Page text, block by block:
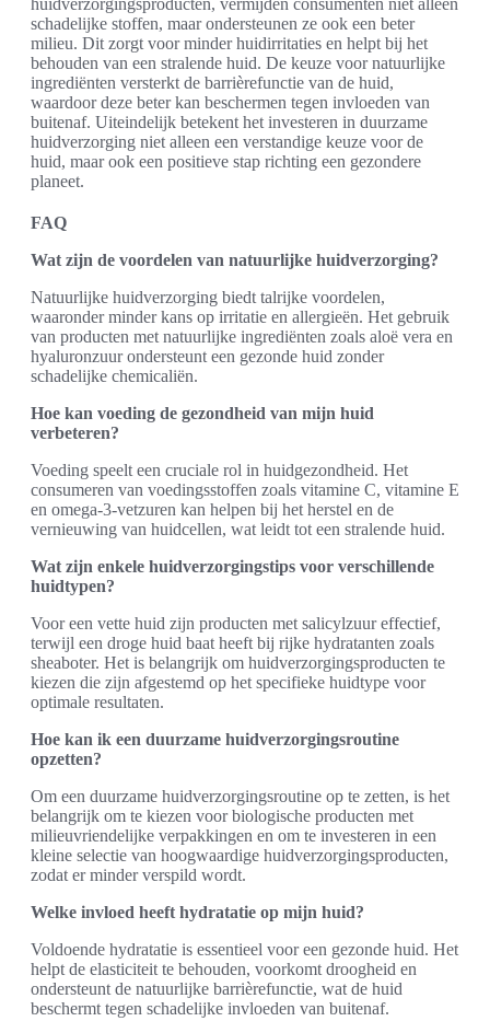
huidverzorgingsproducten, vermijden consumenten niet alleen
schadelijke stoffen, maar ondersteunen ze ook een beter
milieu. Dit zorgt voor minder huidirritaties en helpt bij het
behouden van een stralende huid. De keuze voor natuurlijke
ingrediënten versterkt de barrièrefunctie van de huid,
waardoor deze beter kan beschermen tegen invloeden van
buitenaf. Uiteindelijk betekent het investeren in duurzame
huidverzorging niet alleen een verstandige keuze voor de
huid, maar ook een positieve stap richting een gezondere
planeet.
FAQ
Wat zijn de voordelen van natuurlijke huidverzorging?
Natuurlijke huidverzorging biedt talrijke voordelen,
waaronder minder kans op irritatie en allergieën. Het gebruik
van producten met natuurlijke ingrediënten zoals aloë vera en
hyaluronzuur ondersteunt een gezonde huid zonder
schadelijke chemicaliën.
Hoe kan voeding de gezondheid van mijn huid
verbeteren?
Voeding speelt een cruciale rol in huidgezondheid. Het
consumeren van voedingsstoffen zoals vitamine C, vitamine E
en omega-3-vetzuren kan helpen bij het herstel en de
vernieuwing van huidcellen, wat leidt tot een stralende huid.
Wat zijn enkele huidverzorgingstips voor verschillende
huidtypen?
Voor een vette huid zijn producten met salicylzuur effectief,
terwijl een droge huid baat heeft bij rijke hydratanten zoals
sheaboter. Het is belangrijk om huidverzorgingsproducten te
kiezen die zijn afgestemd op het specifieke huidtype voor
optimale resultaten.
Hoe kan ik een duurzame huidverzorgingsroutine
opzetten?
Om een duurzame huidverzorgingsroutine op te zetten, is het
belangrijk om te kiezen voor biologische producten met
milieuvriendelijke verpakkingen en om te investeren in een
kleine selectie van hoogwaardige huidverzorgingsproducten,
zodat er minder verspild wordt.
Welke invloed heeft hydratatie op mijn huid?
Voldoende hydratatie is essentieel voor een gezonde huid. Het
helpt de elasticiteit te behouden, voorkomt droogheid en
ondersteunt de natuurlijke barrièrefunctie, wat de huid
beschermt tegen schadelijke invloeden van buitenaf.